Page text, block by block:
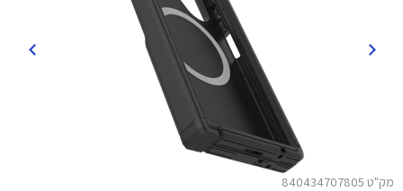
מק"ט 840434707805